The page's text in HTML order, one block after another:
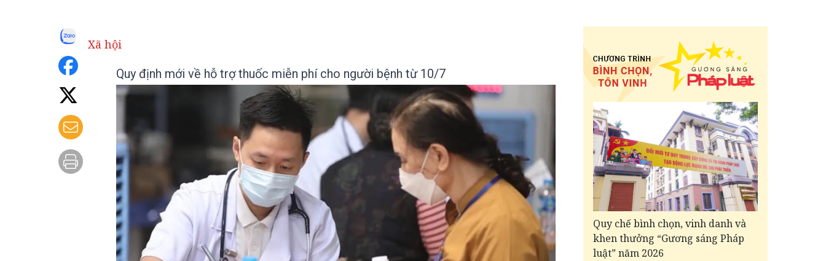
Xã hội
Quy định mới về hỗ trợ thuốc miễn phí cho người bệnh từ 10/7
Quy chế bình chọn, vinh danh và
khen thưởng “Gương sáng Pháp
luật” năm 2026